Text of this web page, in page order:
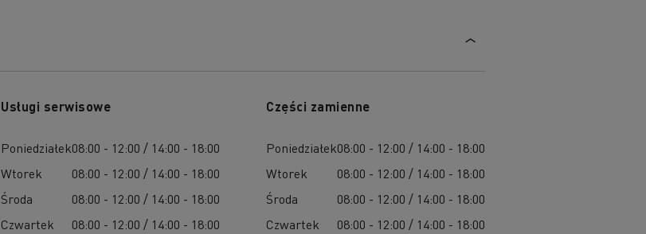
Usługi serwisowe
Poniedziałek08:00 - 12:00 / 14:00 - 18:00
Wtorek
08:00 - 12:00 / 14:00 - 18:00
Środa
08:00 - 12:00 / 14:00 - 18:00
Czwartek
08:00 - 12:00 / 14:00 - 18:00
Części zamienne
Poniedziałek08:00 - 12:00 / 14:00 - 18:00
Wtorek
08:00 - 12:00 / 14:00 - 18:00
Środa
08:00 - 12:00 / 14:00 - 18:00
Czwartek
08:00 - 12:00 / 14:00 - 18:00